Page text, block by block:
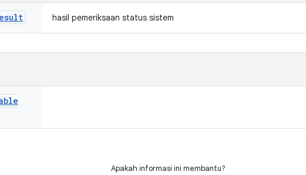
hasil pemeriksaan status sistem
Apakah informasi ini membantu?